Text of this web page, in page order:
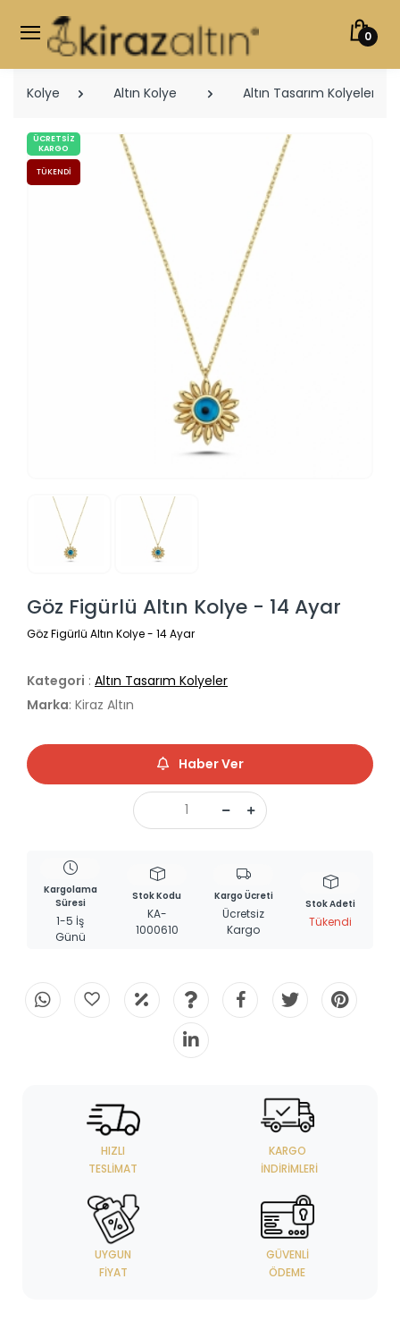
0
Kolye Altın Kolye Altın Tasarım Kolyeler
ÜCRETSIZ
KARGO
TÜKENDI
Göz Figürlü Altın Kolye - 14 Ayar
Göz Figürlü Altın Kolye - 14 Ayar
Kategori : Altın Tasarım Kolyeler
Marka: Kiraz Altın
Haber Ver
Kargolama
Süresi
1-5 İş
Günü
Stok Kodu
KA-
1000610
Kargo Ücreti
Ücretsiz
Kargo
Stok Adeti
Tükendi
HIZLI
TESLIMAT
KARGO
İNDIRIMLERI
UYGUN
FIYAT
GÜVENLI
ÖDEME